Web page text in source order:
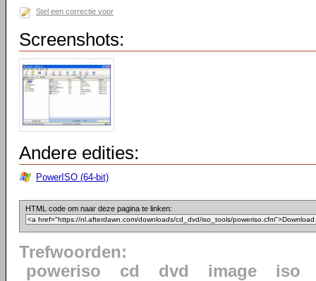
Stel een correctie voor
Screenshots:
Andere edities:
PowerISO (64-bit)
HTML code om naar deze pagina te linken:
Trefwoorden:
poweriso
cd dvd image iso